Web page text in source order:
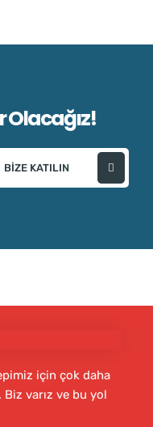
Olacağız!
BIZE KATILIN
için çok daha
varız ve bu yol